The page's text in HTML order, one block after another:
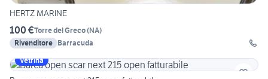
HERTZ MARINE
100 €Torre del Greco(NA)
Rivenditore Barracuda
Vetrina